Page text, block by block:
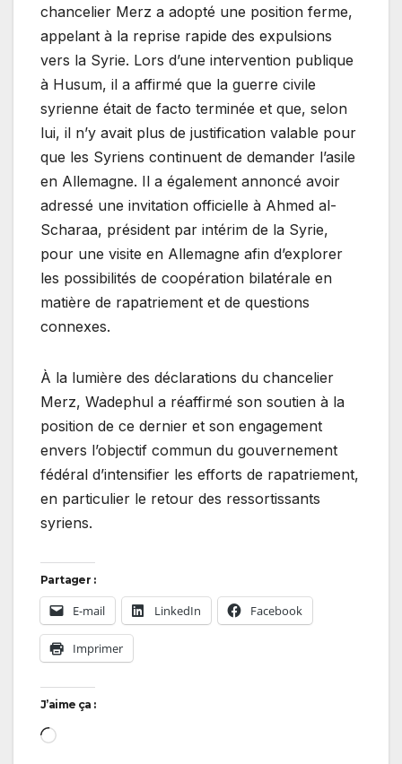
chancelier Merz a adopté une position ferme,
appelant à la reprise rapide des expulsions
vers la Syrie. Lors d’une intervention publique
à Husum, il a affirmé que la guerre civile
syrienne était de facto terminée et que, selon
lui, il n’y avait plus de justification valable pour
que les Syriens continuent de demander l’asile
en Allemagne. Il a également annoncé avoir
adressé une invitation officielle à Ahmed al-
Scharaa, président par intérim de la Syrie,
pour une visite en Allemagne afin d’explorer
les possibilités de coopération bilatérale en
matière de rapatriement et de questions
connexes.
À la lumière des déclarations du chancelier
Merz, Wadephul a réaffirmé son soutien à la
position de ce dernier et son engagement
envers l’objectif commun du gouvernement
fédéral d’intensifier les efforts de rapatriement,
en particulier le retour des ressortissants
syriens.
Partager :
E-mail LinkedIn Facebook
Imprimer
J’aime ça :
Chargement…